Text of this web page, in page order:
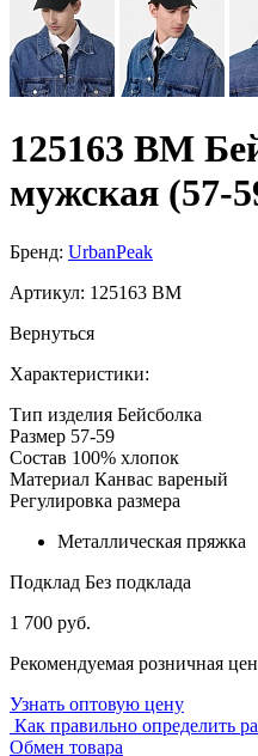
125163 BM
мужская (57-
Бренд: UrbanPeak
Артикул: 125163 BM
Вернуться
Характеристики:
Тип изделия Бейсболка
Размер 57-59
Состав 100% хлопок
Материал Канвас вареный
Регулировка размера
Металлическая пряжка
Подклад Без подклада
1 700 руб.
Рекомендуемая розничная
Узнать оптовую цену
Как правильно определить
Обмен товара